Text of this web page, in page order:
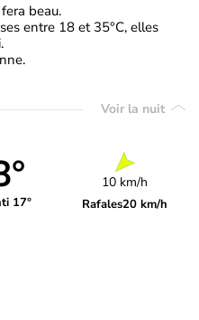
beau.
entre 18 et 35°C, elles
Voir la nuit
17°
10 km/h
Rafales20 km/h